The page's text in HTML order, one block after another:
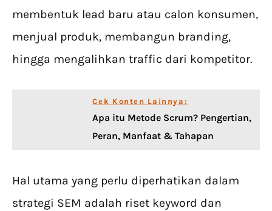
membentuk lead baru atau calon konsumen,
menjual produk, membangun branding,
hingga mengalihkan traffic dari kompetitor.
Cek Konten Lainnya:
Apa itu Metode Scrum? Pengertian,
Peran, Manfaat & Tahapan
Hal utama yang perlu diperhatikan dalam
strategi SEM adalah riset keyword dan